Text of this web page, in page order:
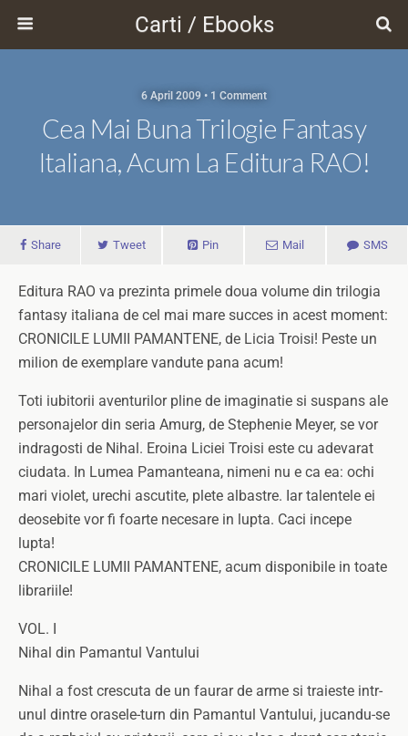
Carti / Ebooks
6 April 2009 • 1 Comment
Cea Mai Buna Trilogie Fantasy
Italiana, Acum La Editura RAO!
Share Tweet Pin Mail SMS
Editura RAO va prezinta primele doua volume din trilogia
fantasy italiana de cel mai mare succes in acest moment:
CRONICILE LUMII PAMANTENE, de Licia Troisi! Peste un
milion de exemplare vandute pana acum!
Toti iubitorii aventurilor pline de imaginatie si suspans ale
personajelor din seria Amurg, de Stephenie Meyer, se vor
indragosti de Nihal. Eroina Liciei Troisi este cu adevarat
ciudata. In Lumea Pamanteana, nimeni nu e ca ea: ochi
mari violet, urechi ascutite, plete albastre. Iar talentele ei
deosebite vor fi foarte necesare in lupta. Caci incepe
lupta!
CRONICILE LUMII PAMANTENE, acum disponibile in toate
librariile!
VOL. I
Nihal din Pamantul Vantului
Nihal a fost crescuta de un faurar de arme si traieste intr-
unul dintre orasele-turn din Pamantul Vantului, jucandu-se